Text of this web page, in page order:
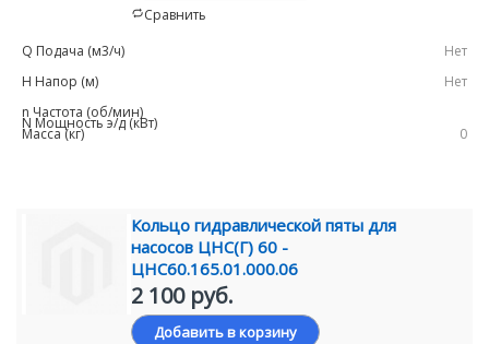
Сравнить
Нет
Нет
0
Кольцо гидравлической пяты для
насосов ЦНС(Г) 60 -
ЦНС60.165.01.000.06
2 100 руб.
Добавить в корзину